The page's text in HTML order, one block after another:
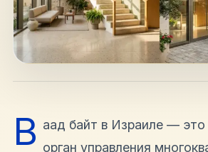
Telegram
В аад байт в Израиле —
орган управления